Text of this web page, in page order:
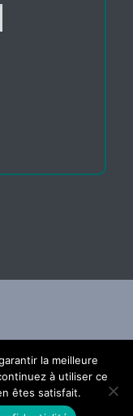
la meilleure
à utiliser ce
êtes satisfait.